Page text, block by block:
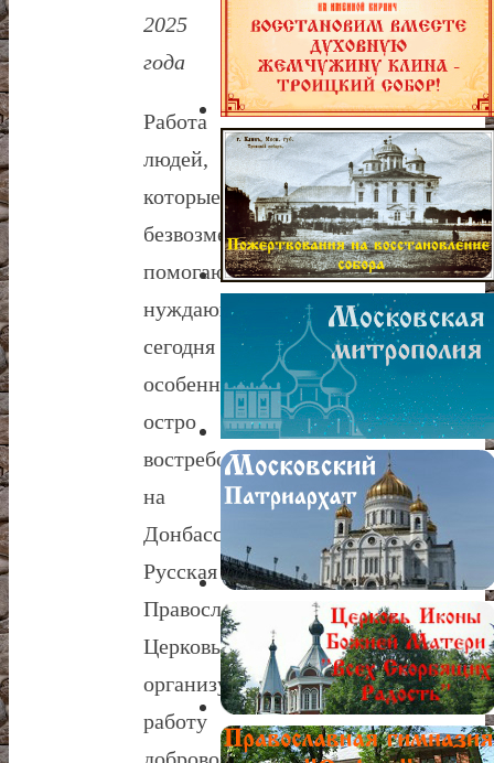
2025
года
Работа
людей,
которые
безвозмездно
помогают
нуждающимся,
сегодня
особенно
остро
востребована
на
Донбассе!
Русская
Православная
Церковь
организует
работу